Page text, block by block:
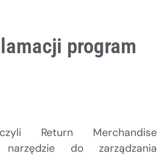
program
Return Merchandise
do zarządzania